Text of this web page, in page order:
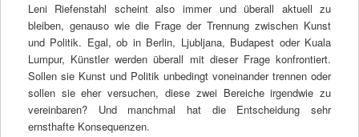
Leni Riefenstahl scheint also immer und überall aktuell zu
bleiben, genauso wie die Frage der Trennung zwischen Kunst
und Politik. Egal, ob in Berlin, Ljubljana, Budapest oder Kuala
Lumpur, Künstler werden überall mit dieser Frage konfrontiert.
Sollen sie Kunst und Politik unbedingt voneinander trennen oder
sollen sie eher versuchen, diese zwei Bereiche irgendwie zu
vereinbaren? Und manchmal hat die Entscheidung sehr
ernsthafte Konsequenzen.